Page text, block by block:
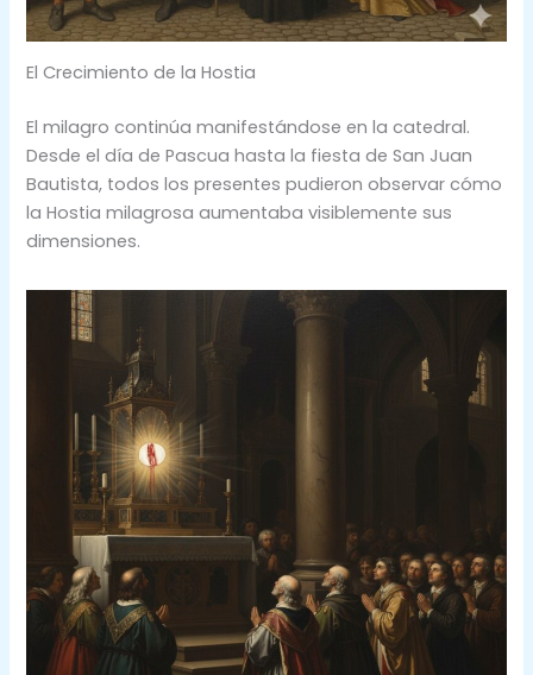
El Crecimiento de la Hostia
El milagro continúa manifestándose en la catedral.
Desde el día de Pascua hasta la fiesta de San Juan
Bautista, todos los presentes pudieron observar cómo
la Hostia milagrosa aumentaba visiblemente sus
dimensiones.